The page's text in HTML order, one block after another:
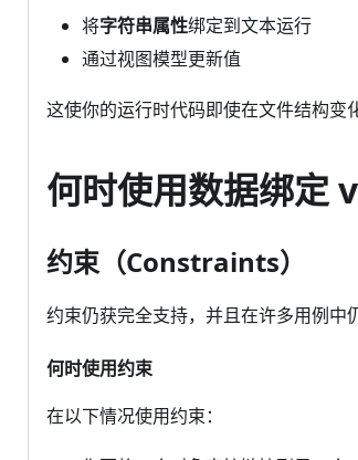
将字符串属性绑定到文本运行
通过视图模型更新值
这使你的运行时代码即使在文件结构变
何时使用数据绑定
约束（Constraints）
约束仍获完全支持，并且在许多用例中
何时使用约束
在以下情况使用约束：